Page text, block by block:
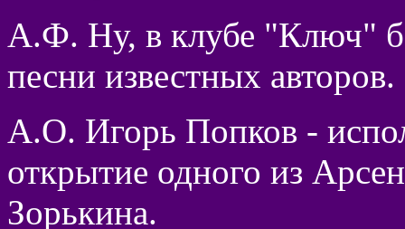
А.Ф. Ну, в клубе "Ключ"
песни известных авторов.
А.О. Игорь Попков -
открытие одного из
Зорькина.